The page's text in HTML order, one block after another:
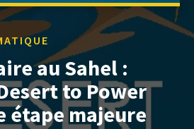
au Sahel :
to Power
étape majeure